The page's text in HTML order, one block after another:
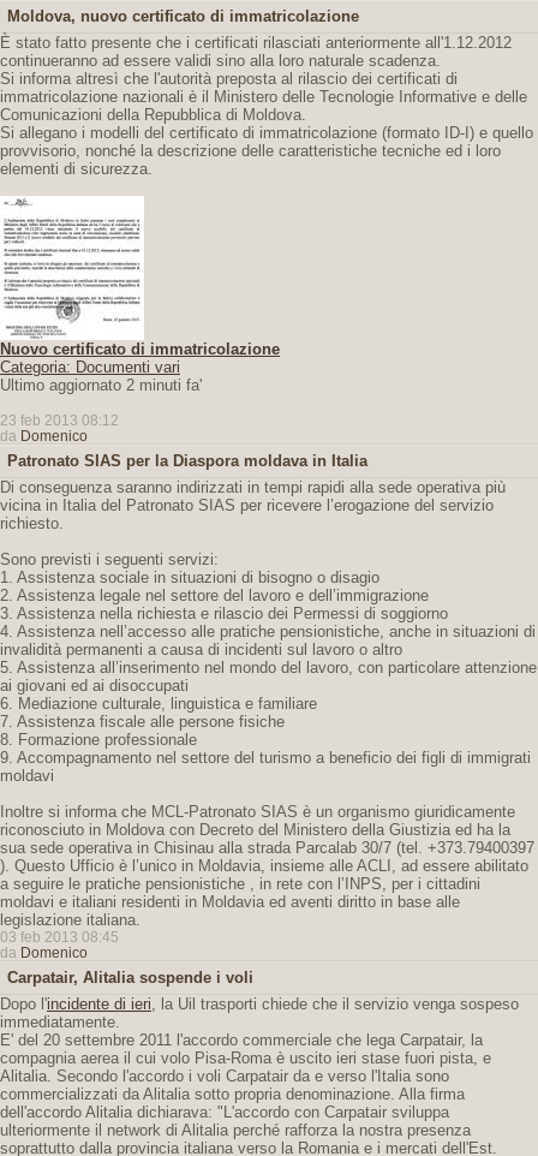
Moldova, nuovo certificato di immatricolazione
È stato fatto presente che i certificati rilasciati anteriormente all'1.12.2012
continueranno ad essere validi sino alla loro naturale scadenza.
Si informa altresì che l'autorità preposta al rilascio dei certificati di
immatricolazione nazionali è il Ministero delle Tecnologie Informative e delle
Comunicazioni della Repubblica di Moldova.
Si allegano i modelli del certificato di immatricolazione (formato ID-I) e quello
provvisorio, nonché la descrizione delle caratteristiche tecniche ed i loro
elementi di sicurezza.
Nuovo certificato di immatricolazione
Categoria: Documenti vari
Ultimo aggiornato 2 minuti fa'
23 feb 2013 08:12
da Domenico
Patronato SIAS per la Diaspora moldava in Italia
Di conseguenza saranno indirizzati in tempi rapidi alla sede operativa più
vicina in Italia del Patronato SIAS per ricevere l’erogazione del servizio
richiesto.
Sono previsti i seguenti servizi:
1. Assistenza sociale in situazioni di bisogno o disagio
2. Assistenza legale nel settore del lavoro e dell’immigrazione
3. Assistenza nella richiesta e rilascio dei Permessi di soggiorno
4. Assistenza nell’accesso alle pratiche pensionistiche, anche in situazioni di
invalidità permanenti a causa di incidenti sul lavoro o altro
5. Assistenza all’inserimento nel mondo del lavoro, con particolare attenzione
ai giovani ed ai disoccupati
6. Mediazione culturale, linguistica e familiare
7. Assistenza fiscale alle persone fisiche
8. Formazione professionale
9. Accompagnamento nel settore del turismo a beneficio dei figli di immigrati
moldavi
Inoltre si informa che MCL-Patronato SIAS è un organismo giuridicamente
riconosciuto in Moldova con Decreto del Ministero della Giustizia ed ha la
sua sede operativa in Chisinau alla strada Parcalab 30/7 (tel. +373.79400397
). Questo Ufficio è l’unico in Moldavia, insieme alle ACLI, ad essere abilitato
a seguire le pratiche pensionistiche , in rete con l’INPS, per i cittadini
moldavi e italiani residenti in Moldavia ed aventi diritto in base alle
legislazione italiana.
03 feb 2013 08:45
da Domenico
Carpatair, Alitalia sospende i voli
Dopo l'incidente di ieri, la Uil trasporti chiede che il servizio venga sospeso
immediatamente.
E' del 20 settembre 2011 l'accordo commerciale che lega Carpatair, la
compagnia aerea il cui volo Pisa-Roma è uscito ieri stase fuori pista, e
Alitalia. Secondo l'accordo i voli Carpatair da e verso l'Italia sono
commercializzati da Alitalia sotto propria denominazione. Alla firma
dell'accordo Alitalia dichiarava: "L'accordo con Carpatair sviluppa
ulteriormente il network di Alitalia perché rafforza la nostra presenza
soprattutto dalla provincia italiana verso la Romania e i mercati dell'Est.